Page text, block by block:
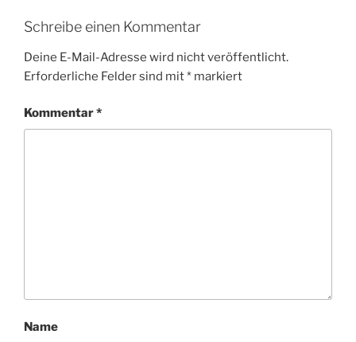
Schreibe einen Kommentar
Deine E-Mail-Adresse wird nicht veröffentlicht.
Erforderliche Felder sind mit* markiert
Kommentar*
Name